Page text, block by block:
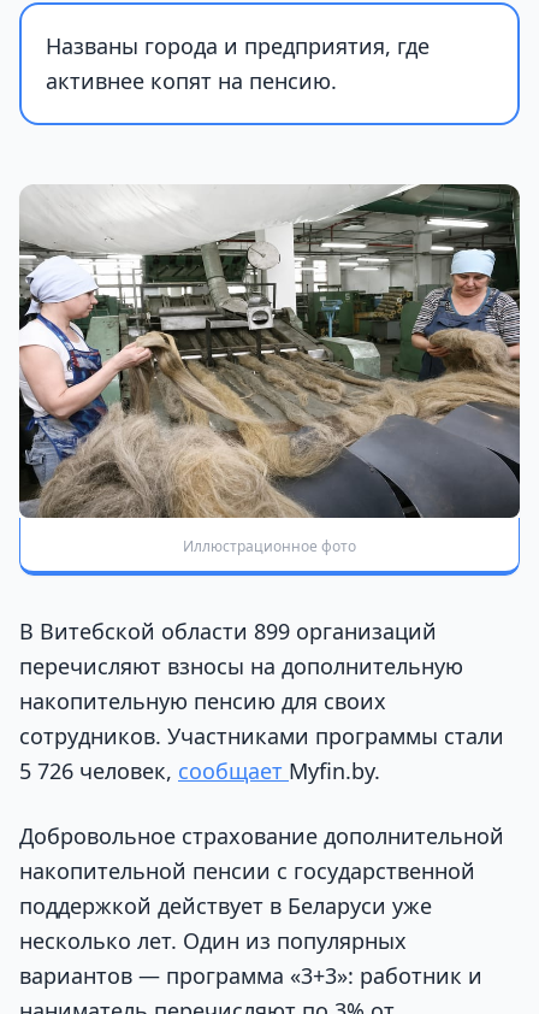
Названы города и предприятия, где
активнее копят на пенсию.
Иллюстрационное фото
В Витебской области 899 организаций
перечисляют взносы на дополнительную
накопительную пенсию для своих
сотрудников. Участниками программы стали
5 726 человек, сообщает Myfin.by.
Добровольное страхование дополнительной
накопительной пенсии с государственной
поддержкой действует в Беларуси уже
несколько лет. Один из популярных
вариантов — программа «3+3»: работник и